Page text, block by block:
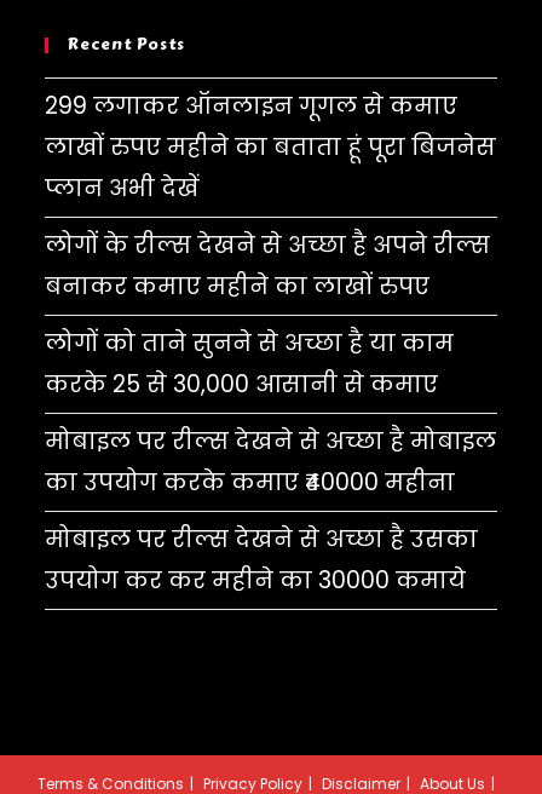
Recent Posts
299 लगाकर ऑनलाइन गूगल से कमाए
लाखों रुपए महीने का बताता हूं पूरा बिजनेस
प्लान अभी देखें
लोगों के रील्स देखने से अच्छा है अपने रील्स
बनाकर कमाए महीने का लाखों रुपए
लोगों को ताने सुनने से अच्छा है या काम
करके 25 से 30,000 आसानी से कमाए
मोबाइल पर रील्स देखने से अच्छा है मोबाइल
का उपयोग करके कमाए ₹40000 महीना
मोबाइल पर रील्स देखने से अच्छा है उसका
उपयोग कर कर महीने का 30000 कमाये
Terms & Conditions Privacy Policy Disclaimer About Us